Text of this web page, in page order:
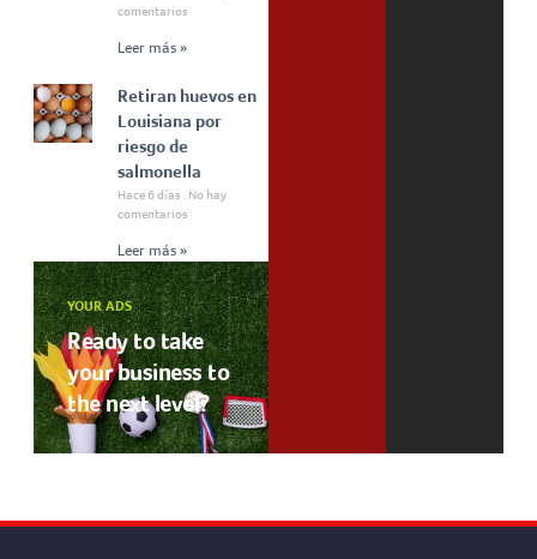
comentarios
Leer más »
Retiran huevos en
Louisiana por
riesgo de
salmonella
Hace 6 días
No hay
comentarios
Leer más »
YOUR ADS
Ready to take
your business to
the next level?